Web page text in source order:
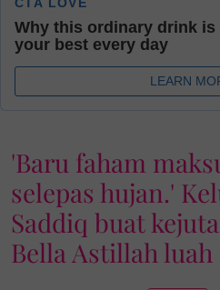
'Baru faham
selepas hujan.'
Saddiq buat
Bella Astillah luah